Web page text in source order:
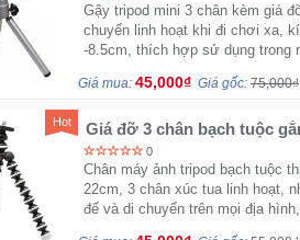
Gậy tripod mini 3 chân kèm giá
chuyển linh hoạt khi đi chơi xa,
-8.5cm, thích hợp sử dụng trong
Giá mua: 45,000₫ Giá gốc: 75,000₫
Hot Giá đỡ 3 chân bạch tuộc
0
Chân máy ảnh tripod bạch tuộc
22cm, 3 chân xúc tua linh hoạt,
đế và di chuyển trên mọi địa